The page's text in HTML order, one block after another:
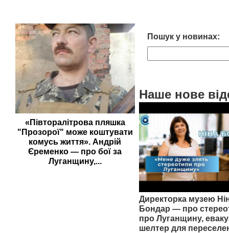
«Півторалітрова пляшка
"Прозорої" може коштувати
комусь життя». Андрій
Єременко — про бої за
Луганщину,...
Пошук у новинах:
Наше нове
Директорка музею
Бондар — про
про Луганщину,
шелтер для